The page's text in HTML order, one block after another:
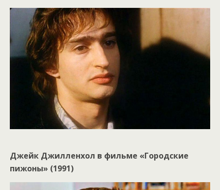
Джейк Джилленхол в фильме «Городские
пижоны» (1991)